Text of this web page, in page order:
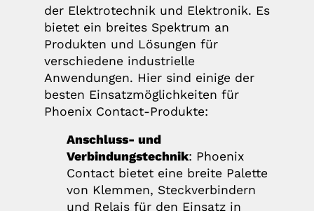
der Elektrotechnik und Elektronik. Es
bietet ein breites Spektrum an
Produkten und Lösungen für
verschiedene industrielle
Anwendungen. Hier sind einige der
besten Einsatzmöglichkeiten für
Phoenix Contact-Produkte:
Anschluss- und
Verbindungstechnik: Phoenix
Contact bietet eine breite Palette
von Klemmen, Steckverbindern
und Relais für den Einsatz in